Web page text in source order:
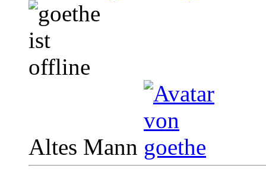
Altes Mann